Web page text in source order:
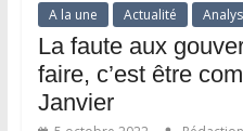
A la une Actualité
La faute aux
faire, c’est être
Janvier